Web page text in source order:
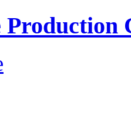
Production